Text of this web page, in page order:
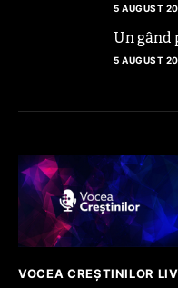
5 AUGUST
Un gând
5 AUGUST
VOCEA CREȘTINILOR